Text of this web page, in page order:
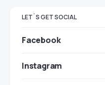
LET`S GET SOCIAL
Facebook
Instagram